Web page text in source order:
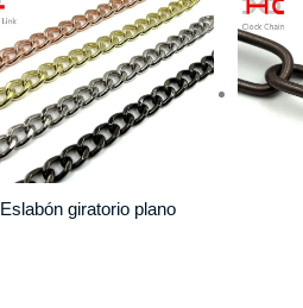
Eslabón giratorio plano